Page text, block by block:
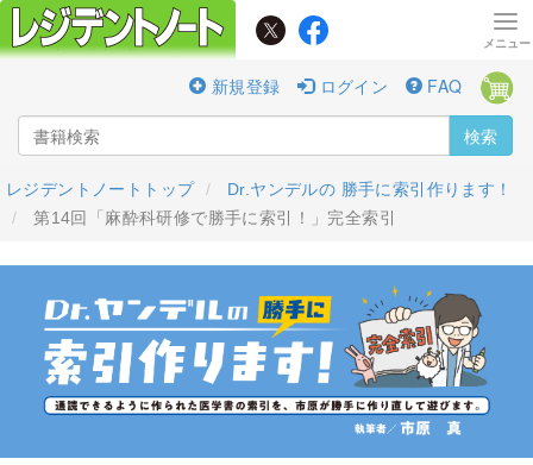
新規登録 ログイン FAQ
検索
レジデントノートトップ
Dr.ヤンデルの 勝手に索引作ります！
第14回「麻酔科研修で勝手に索引！」完全索引